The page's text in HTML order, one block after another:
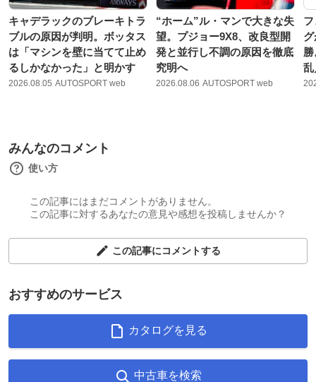
キャデラックのブレーキトラ
ブルの原因が判明。ボッタス
は「マシンを壁に当てて止め
るしかなかった」と明かす
2026.08.05 AUTOSPORT web
“ホーム”ル・マンで大きな失
望。プジョー9X8、改良型開
発と並行し不調の原因を徹底
究明へ
2026.08.06 AUTOSPORT web
みんなのコメント
使い方
この記事にはまだコメントがありません。
この記事に対するあなたの意見や感想を投稿しませんか？
この記事にコメントする
おすすめのサービス
カタログを見る
中古車を検索